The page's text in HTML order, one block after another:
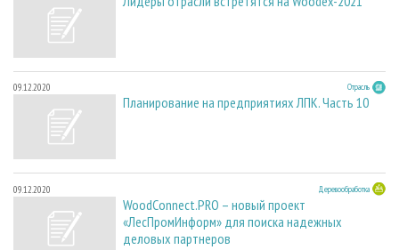
09.12.2020 Отрасль
Планирование на предприятиях ЛПК. Часть 10
09.12.2020 Деревообработка
WoodConnect.PRO – новый проект
«ЛесПромИнформ» для поиска надежных
деловых партнеров